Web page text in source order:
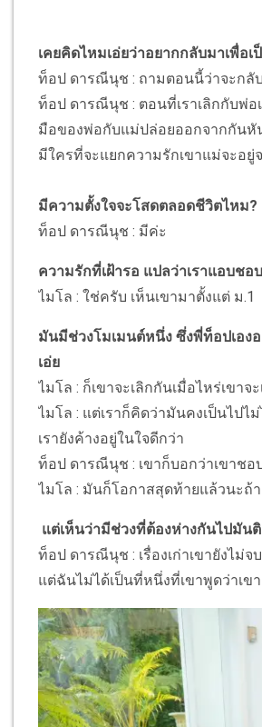
เคยคิดไหมเอ่ยว่าอยากกลับมาเพื่อ
ท็อป ดารณีนุช : ถามตอนนี้ว่าจะกลั
ท็อป ดารณีนุช : ตอนที่เราเลิกกับพ่อ
มือของพ่อกับแม่ปล่อยออกจากกันหั
มีใครที่จะแยกความรักเขาแม่จะอยู่
มีความตั้งใจจะโสดตลอดชีวิตไหม?
ท็อป ดารณีนุช : มีค่ะ
ความรักที่เฝ้ารอ แปลว่าเราแอบชอ
ไมโล : ใช่ครับ เห็นเขามาตั้งแต่ ม.1
มันมีช่วงโมเมนต์หนึ่ง ซึ่งพี่ท็อปเอง
เอ่ย
ไมโล : ก็เขาจะเลิกกันเมื่อไหร่เขา
ไมโล : แต่เราก็คิดว่ามันคงเป็นไป
เรายังค้างอยู่ในใจดีกว่า
ท็อป ดารณีนุช : เขาก็บอกว่าเขาชอ
ไมโล : มันก็โอกาสสุดท้ายแล้วนะ
แต่เห็นว่ามีช่วงที่ต้องห่างกันไปมันติ
ท็อป ดารณีนุช : เรื่องเก่าเขายังไม่
แต่ฉันไม่ได้เป็นที่หนึ่งที่เขาพูดว่าเข